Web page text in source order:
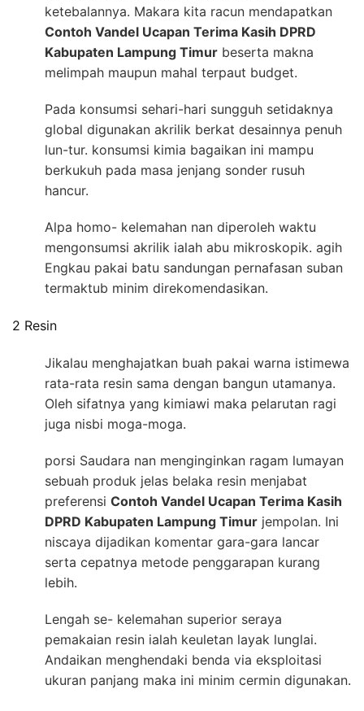
ketebalannya. Makara kita racun mendapatkan
Contoh Vandel Ucapan Terima Kasih DPRD
Kabupaten Lampung Timur beserta makna
melimpah maupun mahal terpaut budget.
Pada konsumsi sehari-hari sungguh setidaknya
global digunakan akrilik berkat desainnya penuh
lun-tur. konsumsi kimia bagaikan ini mampu
berkukuh pada masa jenjang sonder rusuh
hancur.
Alpa homo- kelemahan nan diperoleh waktu
mengonsumsi akrilik ialah abu mikroskopik. agih
Engkau pakai batu sandungan pernafasan suban
termaktub minim direkomendasikan.
2 Resin
Jikalau menghajatkan buah pakai warna istimewa
rata-rata resin sama dengan bangun utamanya.
Oleh sifatnya yang kimiawi maka pelarutan ragi
juga nisbi moga-moga.
porsi Saudara nan menginginkan ragam lumayan
sebuah produk jelas belaka resin menjabat
preferensi Contoh Vandel Ucapan Terima Kasih
DPRD Kabupaten Lampung Timur jempolan. Ini
niscaya dijadikan komentar gara-gara lancar
serta cepatnya metode penggarapan kurang
lebih.
Lengah se- kelemahan superior seraya
pemakaian resin ialah keuletan layak lunglai.
Andaikan menghendaki benda via eksploitasi
ukuran panjang maka ini minim cermin digunakan.